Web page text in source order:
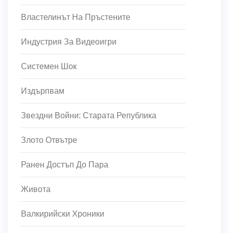
Властелинът На Пръстените
Индустрия За Видеоигри
Системен Шок
Издърпвам
Звездни Войни: Старата Република
Злото Отвътре
Ранен Достъп До Пара
Живота
Валкирийски Хроники